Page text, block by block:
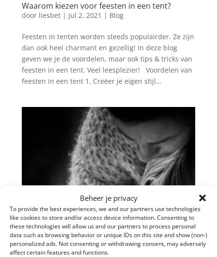
Beheer je privacy
To provide the best experiences, we and our partners use technologies
like cookies to store and/or access device information. Consenting to
these technologies will allow us and our partners to process personal
data such as browsing behavior or unique IDs on this site and show (non-)
personalized ads. Not consenting or withdrawing consent, may adversely
affect certain features and functions.
Waarom kiezen voor feesten in een tent?
door liesbet| jul 2, 2021 | Blog
Feesten in tenten worden steeds populairder. Ze zijn
dan ook heel charmant en gezellig! In deze blog
geven we je de voordelen, maar ook tips & tricks van
feesten in een tent. Veel leesplezier! Voordelen van
feesten in een tent 1. Creëer je eigen stijl...